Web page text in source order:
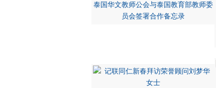
泰国华文教师公会与泰国教育部教师委
员会签署合作备忘录